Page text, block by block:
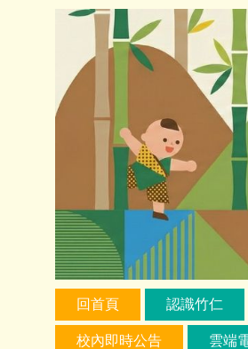
回首頁 認識竹仁
校內即時公告 雲端